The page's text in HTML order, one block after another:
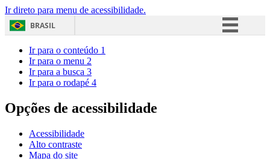
Ir direto para menu de acessibilidade.
BRASIL
Acesso à informação
Ir para o conteúdo 1
Ir para o menu 2
Ir para a busca 3
Ir para o rodapé 4
Opções de acessibilidade
Acessibilidade
Alto contraste
Mapa do site